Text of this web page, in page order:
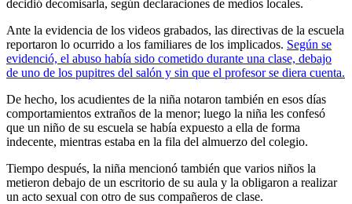
decidió decomisarla, según declaraciones de medios locales.
Ante la evidencia de los videos grabados, las directivas de la escuela
reportaron lo ocurrido a los familiares de los implicados. Según se
evidenció, el abuso había sido cometido durante una clase, debajo
de uno de los pupitres del salón y sin que el profesor se diera cuenta.
De hecho, los acudientes de la niña notaron también en esos días
comportamientos extraños de la menor; luego la niña les confesó
que un niño de su escuela se había expuesto a ella de forma
indecente, mientras estaba en la fila del almuerzo del colegio.
Tiempo después, la niña mencionó también que varios niños la
metieron debajo de un escritorio de su aula y la obligaron a realizar
un acto sexual con otro de sus compañeros de clase.